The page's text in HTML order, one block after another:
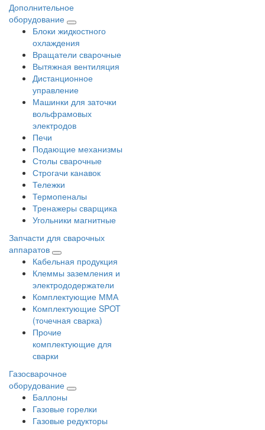
Дополнительное
оборудование
Блоки жидкостного
охлаждения
Вращатели сварочные
Вытяжная вентиляция
Дистанционное
управление
Машинки для заточки
вольфрамовых
электродов
Печи
Подающие механизмы
Столы сварочные
Строгачи канавок
Тележки
Термопеналы
Тренажеры сварщика
Угольники магнитные
Запчасти для сварочных
аппаратов
Кабельная продукция
Клеммы заземления и
электрододержатели
Комплектующие ММА
Комплектующие SPOT
(точечная сварка)
Прочие
комплектующие для
сварки
Газосварочное
оборудование
Баллоны
Газовые горелки
Газовые редукторы